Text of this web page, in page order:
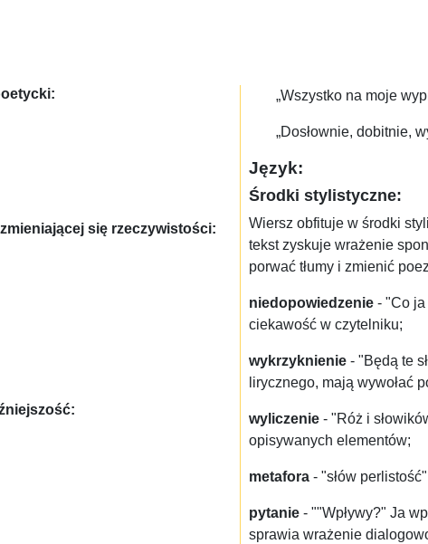
się rzeczywistości:
„Wszystko na moje
„Dosłownie, dobitnie,
Język:
Środki stylistyczne:
Wiersz obfituje w środki
tekst zyskuje wrażenie
porwać tłumy i zmienić
niedopowiedzenie - "Co
ciekawość w czytelniku;
wykrzyknienie - "Będą te
lirycznego, mają wywołać
wyliczenie - "Róż i
opisywanych elementów;
metafora - "słów
pytanie - ""Wpływy?" Ja
sprawia wrażenie